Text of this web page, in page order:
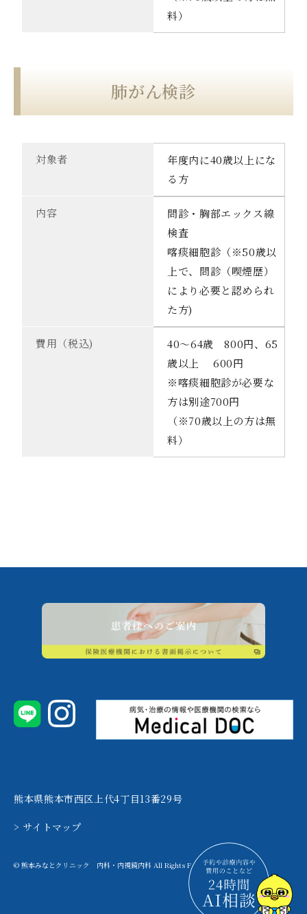
料）
肺がん検診
対象者
年度内に40歳以上にな
る方
内容
問診・胸部エックス線
検査
喀痰細胞診（※50歳以
上で、問診（喫煙歴）
により必要と認められ
た方)
費用（税込)
40～64歳 800円、65
歳以上 600円
※喀痰細胞診が必要な
方は別途700円
（※70歳以上の方は無
料）
熊本県熊本市西区上代4丁目13番29号
> サイトマップ
© 熊本みなとクリニック 内科・内視鏡内科 All Rights Reserved.